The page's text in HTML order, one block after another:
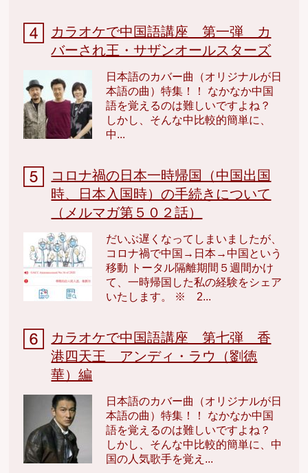
カラオケで中国語講座 第一弾 カ
バーされ王・サザンオールスターズ
日本語のカバー曲（オリジナルが日
本語の曲）特集！！ なかなか中国
語を覚えるのは難しいですよね？
しかし、そんな中比較的簡単に、
中...
コロナ禍の日本一時帰国（中国出国
時、日本入国時）の手続きについて
（メルマガ第５０２話）
だいぶ遅くなってしまいましたが、
コロナ禍で中国→日本→中国という
移動 トータル隔離期間５週間かけ
て、一時帰国した私の経験をシェア
いたします。 ※ 2...
カラオケで中国語講座 第七弾 香
港四天王 アンディ・ラウ（劉徳
華）編
日本語のカバー曲（オリジナルが日
本語の曲）特集！！ なかなか中国
語を覚えるのは難しいですよね？
しかし、そんな中比較的簡単に、中
国の人気歌手を覚え...